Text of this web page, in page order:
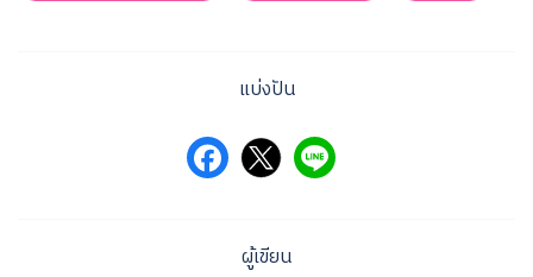
แบ่งปัน
ผู้เขียน